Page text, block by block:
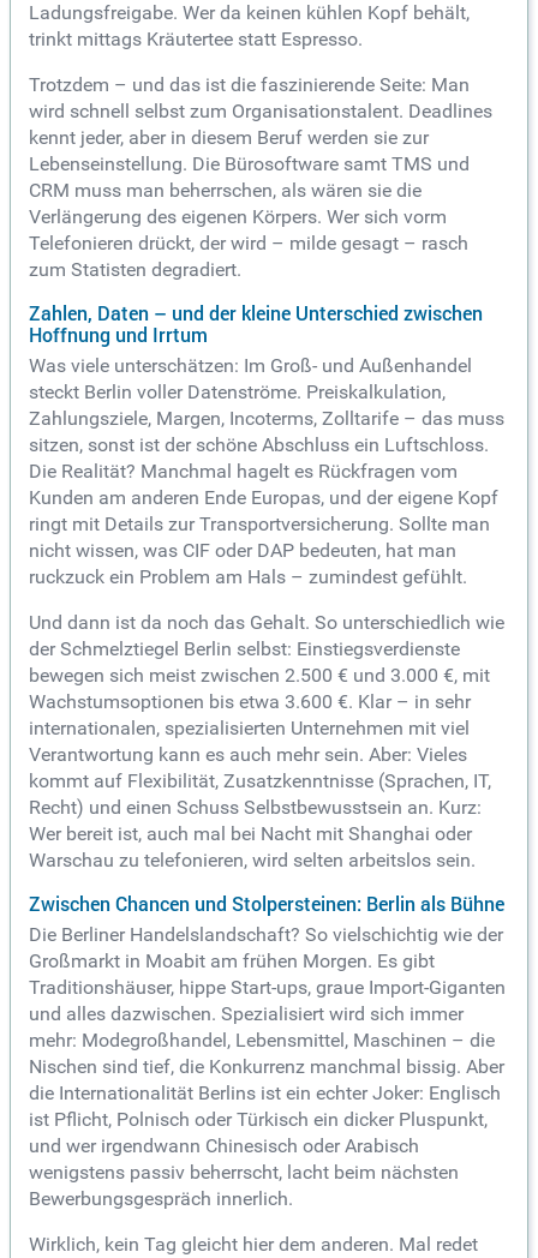
Ladungsfreigabe. Wer da keinen kühlen Kopf behält,
trinkt mittags Kräutertee statt Espresso.
Trotzdem – und das ist die faszinierende Seite: Man
wird schnell selbst zum Organisationstalent. Deadlines
kennt jeder, aber in diesem Beruf werden sie zur
Lebenseinstellung. Die Bürosoftware samt TMS und
CRM muss man beherrschen, als wären sie die
Verlängerung des eigenen Körpers. Wer sich vorm
Telefonieren drückt, der wird – milde gesagt – rasch
zum Statisten degradiert.
Zahlen, Daten – und der kleine Unterschied zwischen
Hoffnung und Irrtum
Was viele unterschätzen: Im Groß- und Außenhandel
steckt Berlin voller Datenströme. Preiskalkulation,
Zahlungsziele, Margen, Incoterms, Zolltarife – das muss
sitzen, sonst ist der schöne Abschluss ein Luftschloss.
Die Realität? Manchmal hagelt es Rückfragen vom
Kunden am anderen Ende Europas, und der eigene Kopf
ringt mit Details zur Transportversicherung. Sollte man
nicht wissen, was CIF oder DAP bedeuten, hat man
ruckzuck ein Problem am Hals – zumindest gefühlt.
Und dann ist da noch das Gehalt. So unterschiedlich wie
der Schmelztiegel Berlin selbst: Einstiegsverdienste
bewegen sich meist zwischen 2.500 € und 3.000 €, mit
Wachstumsoptionen bis etwa 3.600 €. Klar – in sehr
internationalen, spezialisierten Unternehmen mit viel
Verantwortung kann es auch mehr sein. Aber: Vieles
kommt auf Flexibilität, Zusatzkenntnisse (Sprachen, IT,
Recht) und einen Schuss Selbstbewusstsein an. Kurz:
Wer bereit ist, auch mal bei Nacht mit Shanghai oder
Warschau zu telefonieren, wird selten arbeitslos sein.
Zwischen Chancen und Stolpersteinen: Berlin als Bühne
Die Berliner Handelslandschaft? So vielschichtig wie der
Großmarkt in Moabit am frühen Morgen. Es gibt
Traditionshäuser, hippe Start-ups, graue Import-Giganten
und alles dazwischen. Spezialisiert wird sich immer
mehr: Modegroßhandel, Lebensmittel, Maschinen – die
Nischen sind tief, die Konkurrenz manchmal bissig. Aber
die Internationalität Berlins ist ein echter Joker: Englisch
ist Pflicht, Polnisch oder Türkisch ein dicker Pluspunkt,
und wer irgendwann Chinesisch oder Arabisch
wenigstens passiv beherrscht, lacht beim nächsten
Bewerbungsgespräch innerlich.
Wirklich, kein Tag gleicht hier dem anderen. Mal redet